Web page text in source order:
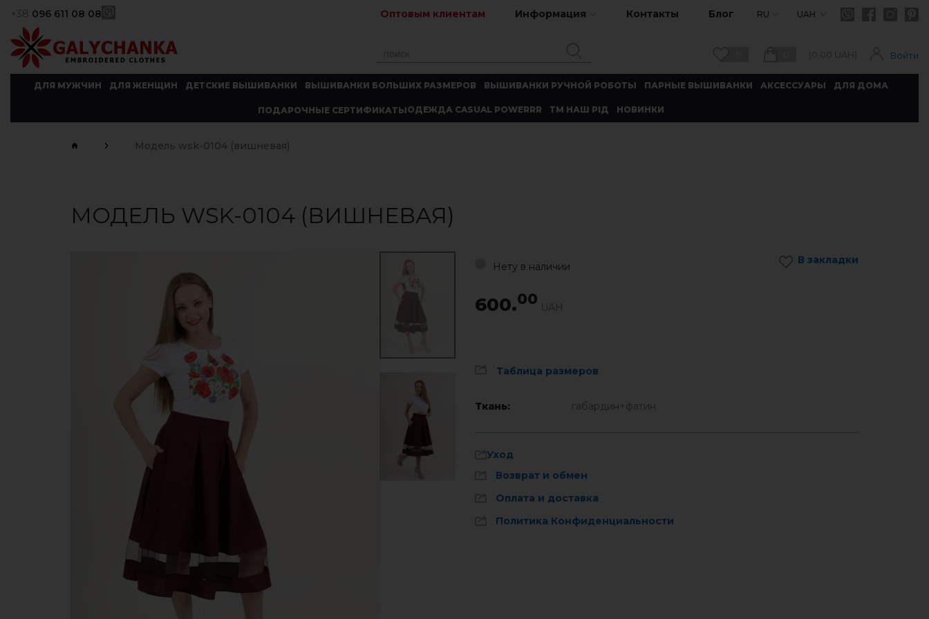
+38 096 611 08 08 Оптовым клиентам Информация Контакты Блог RU UAH
(0.00 UAH) Войти
ДЛЯ МУЖЧИН ДЛЯ ЖЕНЩИН ДЕТСКИЕ ВЫШИВАНКИ ВЫШИВАНКИ БОЛЬШИХ РАЗМЕРОВ ВЫШИВАНКИ РУЧНОЙ РОБОТЫ ПАРНЫЕ ВЫШИВАНКИ АКСЕССУАРЫ ДЛЯ ДОМА
ПОДАРОЧНЫЕ СЕРТИФИКАТЫОДЕЖДА CASUAL POWERRR ТМ НАШ РІД НОВИНКИ
Модель wsk-0104 (вишневая)
МОДЕЛЬ WSK-0104 (ВИШНЕВАЯ)
Нету в наличии
В закладки
600.00 UAH
Таблица размеров
Ткань: габардин+фатин
Уход
Возврат и обмен
Оплата и доставка
Политика Конфиденциальности